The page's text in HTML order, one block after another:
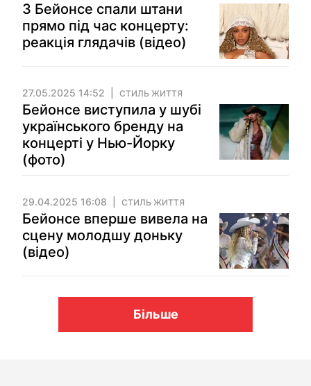
З Бейонсе спали штани
прямо під час концерту:
реакція глядачів (відео)
27.05.2025 14:52 СТИЛЬ ЖИТТЯ
Бейонсе виступила у шубі
українського бренду на
концерті у Нью-Йорку
(фото)
29.04.2025 16:08 СТИЛЬ ЖИТТЯ
Бейонсе вперше вивела на
сцену молодшу доньку
(відео)
Більше